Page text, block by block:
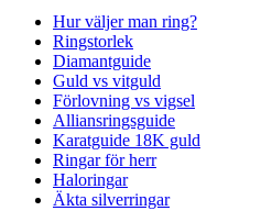
Hur väljer man ring?
Ringstorlek
Diamantguide
Guld vs vitguld
Förlovning vs vigsel
Alliansringsguide
Karatguide 18K guld
Ringar för herr
Haloringar
Äkta silverringar